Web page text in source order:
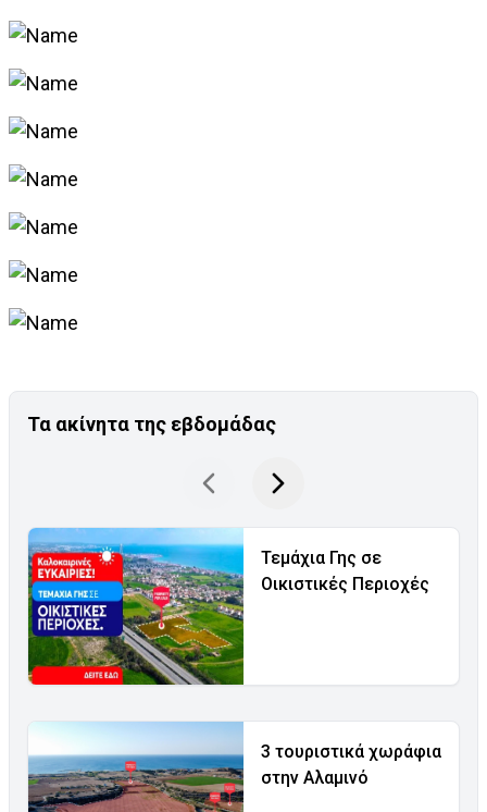
Τα ακίνητα της εβδομάδας
Τεμάχια Γης σε
Οικιστικές Περιοχές
3 τουριστικά χωράφια
στην Αλαμινό